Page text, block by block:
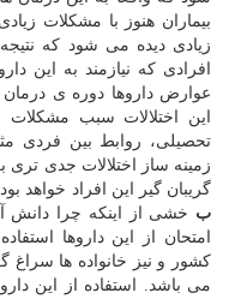
بیماران هنوز با مشكلات
زیادی دیده می شود كه
افرادی كه نیازمند به این
عوارض داروها دوره ی
این اختلالات سبب
تحصیلی، روابط بین فردی
زمینه ساز اختلالات جدی تری
گریبان گیر این افراد خواهد
ب خشی از اینكه چرا دانش
امتحان از این داروها
كشور و نیز خانواده ها سراغ
می باشد. استفاده از این